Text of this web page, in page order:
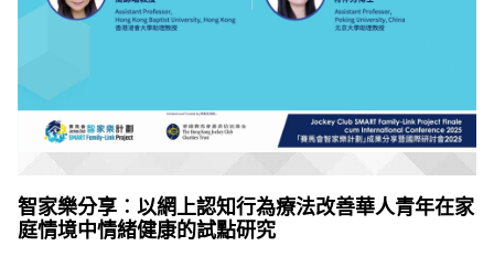
智家樂分享︰以網上認知行為療法改善華人青年在家
庭情境中情緒健康的試點研究